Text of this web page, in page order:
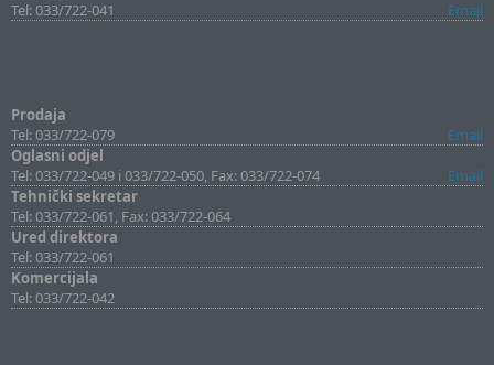
Tel: 033/722-041
Email
Prodaja
Tel: 033/722-079
Email
Oglasni odjel
Tel: 033/722-049 i 033/722-050, Fax: 033/722-074
Email
Tehnički sekretar
Tel: 033/722-061, Fax: 033/722-064
Ured direktora
Tel: 033/722-061
Komercijala
Tel: 033/722-042